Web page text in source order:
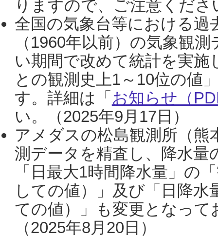
りますので、ご注意くだ
全国の気象台等における過
（1960年以前）の気象観
い期間で改めて統計を実
との観測史上1～10位の値
す。詳細は「 お知らせ（
い。（2025年9月17日）
アメダスの松島観測所（熊
測データを精査し、降水
「日最大1時間降水量」の
しての値）」及び「日降
ての値）」も変更となっ
（2025年8月20日）